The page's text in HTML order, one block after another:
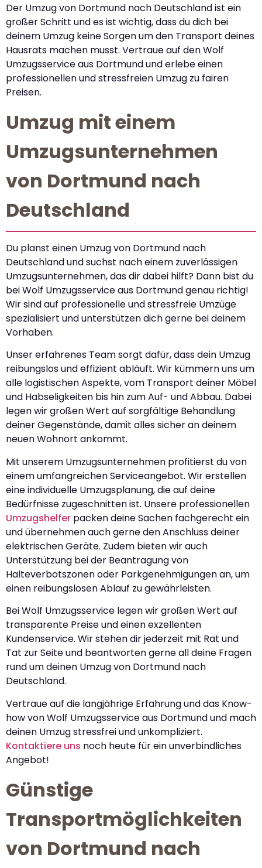
Der Umzug von Dortmund nach Deutschland ist ein
großer Schritt und es ist wichtig, dass du dich bei
deinem Umzug keine Sorgen um den Transport deines
Hausrats machen musst. Vertraue auf den Wolf
Umzugsservice aus Dortmund und erlebe einen
professionellen und stressfreien Umzug zu fairen
Preisen.
Umzug mit einem
Umzugsunternehmen
von Dortmund nach
Deutschland
Du planst einen Umzug von Dortmund nach
Deutschland und suchst nach einem zuverlässigen
Umzugsunternehmen, das dir dabei hilft? Dann bist du
bei Wolf Umzugsservice aus Dortmund genau richtig!
Wir sind auf professionelle und stressfreie Umzüge
spezialisiert und unterstützen dich gerne bei deinem
Vorhaben.
Unser erfahrenes Team sorgt dafür, dass dein Umzug
reibungslos und effizient abläuft. Wir kümmern uns um
alle logistischen Aspekte, vom Transport deiner Möbel
und Habseligkeiten bis hin zum Auf- und Abbau. Dabei
legen wir großen Wert auf sorgfältige Behandlung
deiner Gegenstände, damit alles sicher an deinem
neuen Wohnort ankommt.
Mit unserem Umzugsunternehmen profitierst du von
einem umfangreichen Serviceangebot. Wir erstellen
eine individuelle Umzugsplanung, die auf deine
Bedürfnisse zugeschnitten ist. Unsere professionellen
Umzugshelfer packen deine Sachen fachgerecht ein
und übernehmen auch gerne den Anschluss deiner
elektrischen Geräte. Zudem bieten wir auch
Unterstützung bei der Beantragung von
Halteverbotszonen oder Parkgenehmigungen an, um
einen reibungslosen Ablauf zu gewährleisten.
Bei Wolf Umzugsservice legen wir großen Wert auf
transparente Preise und einen exzellenten
Kundenservice. Wir stehen dir jederzeit mit Rat und
Tat zur Seite und beantworten gerne all deine Fragen
rund um deinen Umzug von Dortmund nach
Deutschland.
Vertraue auf die langjährige Erfahrung und das Know-
how von Wolf Umzugsservice aus Dortmund und mach
deinen Umzug stressfrei und unkompliziert.
Kontaktiere uns noch heute für ein unverbindliches
Angebot!
Günstige
Transportmöglichkeiten
von Dortmund nach